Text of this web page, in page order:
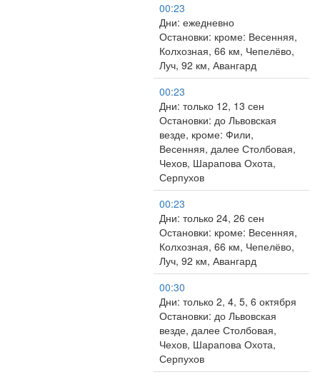
00:23
Дни: ежедневно
Остановки: кроме: Весенняя,
Колхозная, 66 км, Чепелёво,
Луч, 92 км, Авангард
00:23
Дни: только 12, 13 сен
Остановки: до Львовская
везде, кроме: Фили,
Весенняя, далее Столбовая,
Чехов, Шарапова Охота,
Серпухов
00:23
Дни: только 24, 26 сен
Остановки: кроме: Весенняя,
Колхозная, 66 км, Чепелёво,
Луч, 92 км, Авангард
00:30
Дни: только 2, 4, 5, 6 октября
Остановки: до Львовская
везде, далее Столбовая,
Чехов, Шарапова Охота,
Серпухов